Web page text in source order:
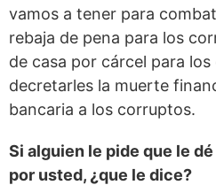
vamos a tener para
rebaja de pena para los
de casa por cárcel para
decretarles la muerte
bancaria a los corruptos.
Si alguien le pide que le
por usted, ¿que le dice?